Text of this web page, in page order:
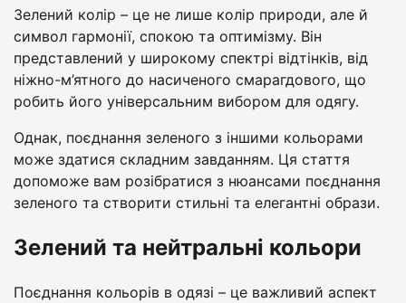
Зелений колір – це не лише колір природи, але й
символ гармонії, спокою та оптимізму. Він
представлений у широкому спектрі відтінків, від
ніжно-м’ятного до насиченого смарагдового, що
робить його універсальним вибором для одягу.
Однак, поєднання зеленого з іншими кольорами
може здатися складним завданням. Ця стаття
допоможе вам розібратися з нюансами поєднання
зеленого та створити стильні та елегантні образи.
Зелений та нейтральні кольори
Поєднання кольорів в одязі – це важливий аспект